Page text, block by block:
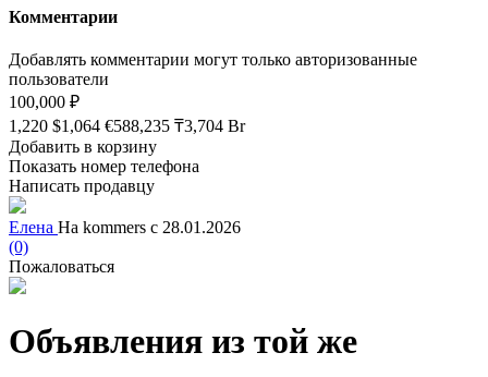
Комментарии
Добавлять комментарии могут только авторизованные
пользователи
100,000 ₽
1,220 $1,064 €588,235 ₸3,704 Br
Добавить в корзину
Показать номер телефона
Написать продавцу
Елена На kommers с 28.01.2026
(0)
Пожаловаться
Объявления из той же